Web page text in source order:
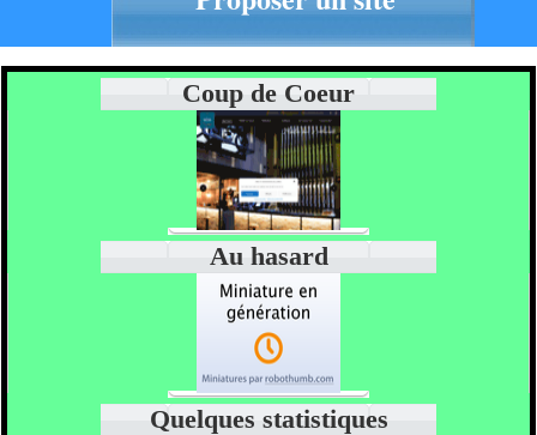
Coup de Coeur
Au hasard
Quelques statistiques